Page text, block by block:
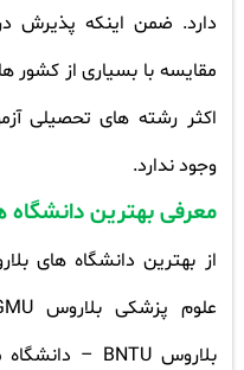
دارد. ضمن اینکه پذیرش
مقایسه با بسیاری از کشور
اکثر رشته های تحصیلی
وجود ندارد.
معرفی بهترین دانشگاه
از بهترین دانشگاه های
علوم پزشکی بلاروس
بلاروسBNTU – دانشگاه